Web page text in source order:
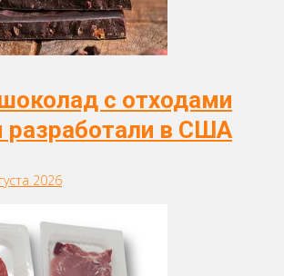
с отходами
разработали в США
2026